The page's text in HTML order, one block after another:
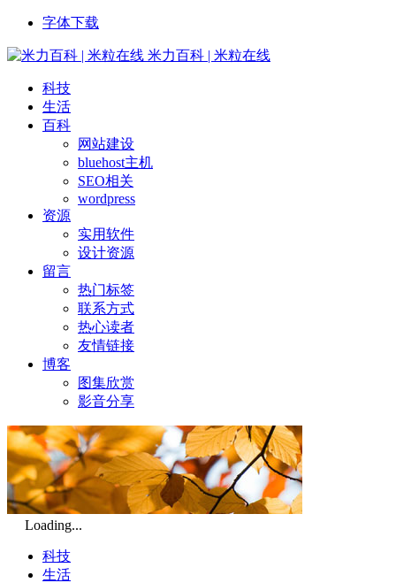
字体下载
米力百科 | 米粒在线
科技
生活
百科
网站建设
bluehost主机
SEO相关
wordpress
资源
实用软件
设计资源
留言
热门标签
联系方式
热心读者
友情链接
博客
图集欣赏
影音分享
Loading...
科技
生活